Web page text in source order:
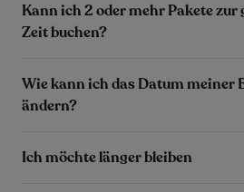
Kann ich 2 oder mehr Pakete zur
Zeit buchen?
Wie kann ich das Datum meiner
ändern?
Ich möchte länger bleiben